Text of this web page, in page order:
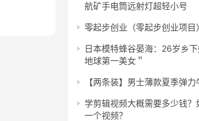
航矿手电筒远射灯超轻小号
零起步创业（零起步创业项目）
日本模特蜂谷晏海：26岁乡下
地球第一美女＂
【两条装】男士薄款夏季弹
学剪辑视频大概需要多少钱？
一个视频？